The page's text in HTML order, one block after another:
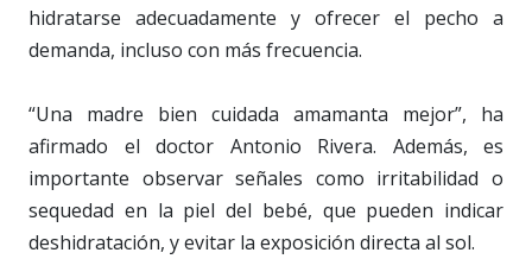
hidratarse adecuadamente y ofrecer el pecho a
demanda, incluso con más frecuencia.
“Una madre bien cuidada amamanta mejor”, ha
afirmado el doctor Antonio Rivera. Además, es
importante observar señales como irritabilidad o
sequedad en la piel del bebé, que pueden indicar
deshidratación, y evitar la exposición directa al sol.